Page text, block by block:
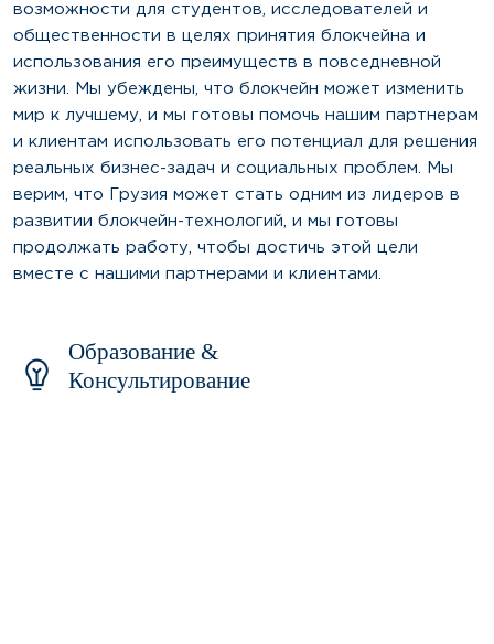
возможности для студентов, исследователей и
общественности в целях принятия блокчейна и
использования его преимуществ в повседневной
жизни. Мы убеждены, что блокчейн может изменить
мир к лучшему, и мы готовы помочь нашим партнерам
и клиентам использовать его потенциал для решения
реальных бизнес-задач и социальных проблем. Мы
верим, что Грузия может стать одним из лидеров в
развитии блокчейн-технологий, и мы готовы
продолжать работу, чтобы достичь этой цели
вместе с нашими партнерами и клиентами.
Образование &
Консультирование